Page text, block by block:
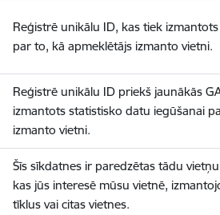
Reģistrē unikālu ID, kas tiek
par to, kā apmeklētājs izmanto vietni.
Reģistrē unikālu ID priekš jaunākās
izmantots statistisko datu iegūšanai
izmanto vietni.
Šīs sīkdatnes ir paredzētas tādu
kas jūs interesē mūsu vietnē,
tīklus vai citas vietnes.